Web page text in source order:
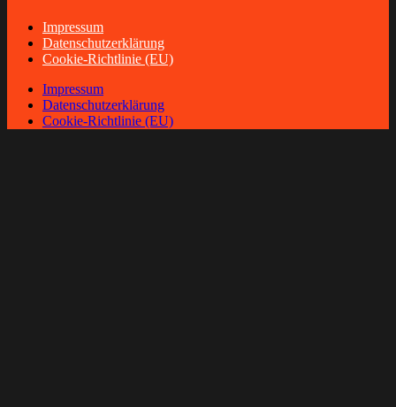
Impressum
Datenschutzerklärung
Cookie-Richtlinie (EU)
Impressum
Datenschutzerklärung
Cookie-Richtlinie (EU)